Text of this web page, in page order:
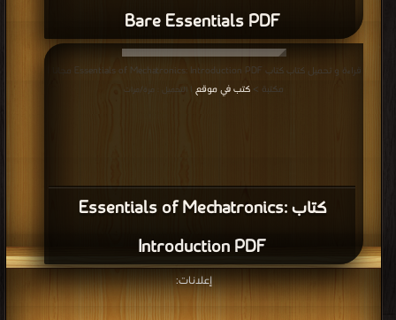
Bare Essentials PDF
كتاب Essentials of Mechatronics:
Introduction PDF
قراءة و تحميل كتاب كتاب Essentials of Mechatronics: Introduction PDF مجانا |
مكتبة > كتب في موقع | التحميل : مرة/مرات
إعلانات: